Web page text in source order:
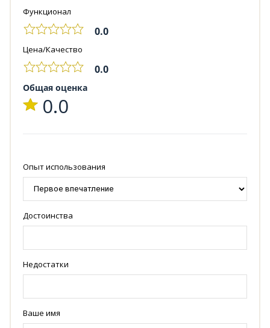
Функционал
0.0
Цена/Качество
0.0
Общая оценка
0.0
Опыт использования
Достоинства
Недостатки
Ваше имя